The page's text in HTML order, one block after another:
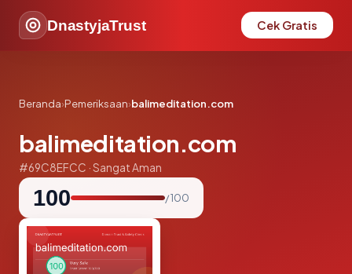
DnastyjaTrust Cek Gratis
Beranda›Pemeriksaan›balimeditation.com
balimeditation.com
#69C8EFCC · Sangat Aman
100 / 100